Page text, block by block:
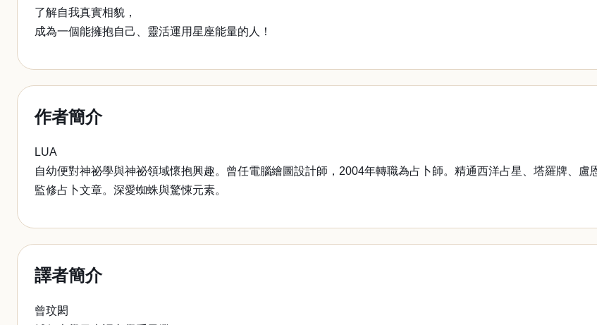
了解自我真實相貌，
成為一個能擁抱自己、靈活運用星座能量的人！
作者簡介
LUA
自幼便對神祕學與神祕領域懷抱興趣。曾任電腦繪圖設計師，2004年轉職為占卜師。精通西洋占星、塔羅牌、
監修占卜文章。深愛蜘蛛與驚悚元素。
譯者簡介
曾玟閎